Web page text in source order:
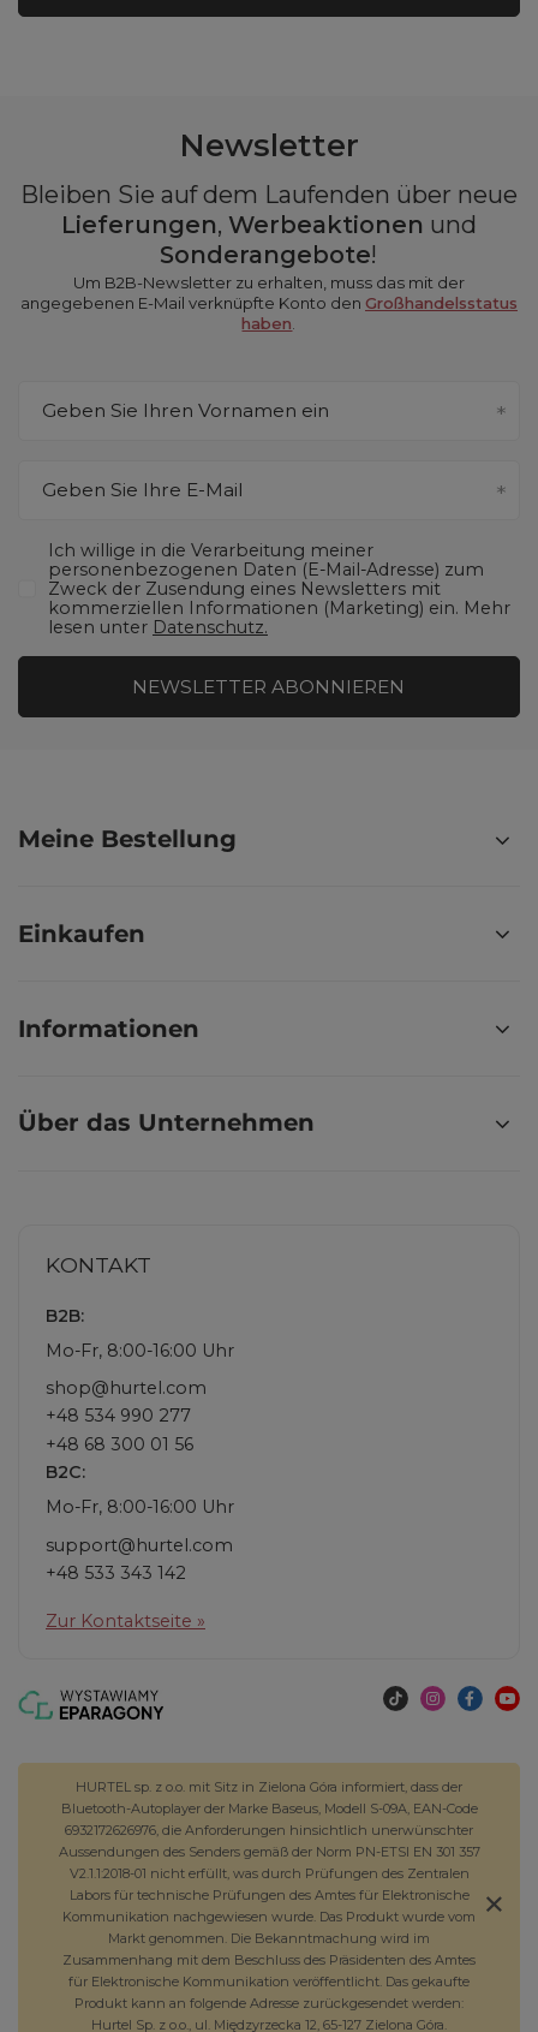
Newsletter
Bleiben Sie auf dem Laufenden über neue
Lieferungen, Werbeaktionen und
Sonderangebote!
Um B2B-Newsletter zu erhalten, muss das mit der
angegebenen E-Mail verknüpfte Konto den Großhandelsstatus
haben.
Geben Sie Ihren Vornamen ein
Geben Sie Ihre E-Mail
Ich willige in die Verarbeitung meiner
personenbezogenen Daten (E-Mail-Adresse) zum
Zweck der Zusendung eines Newsletters mit
kommerziellen Informationen (Marketing) ein. Mehr
lesen unter Datenschutz.
NEWSLETTER ABONNIEREN
Meine Bestellung
Einkaufen
Informationen
Über das Unternehmen
KONTAKT
B2B:
Mo-Fr, 8:00-16:00 Uhr
shop@hurtel.com
+48 534 990 277
+48 68 300 01 56
B2C:
Mo-Fr, 8:00-16:00 Uhr
support@hurtel.com
+48 533 343 142
Zur Kontaktseite »
HURTEL sp. z o.o. mit Sitz in Zielona Góra informiert, dass der
Bluetooth-Autoplayer der Marke Baseus, Modell S-09A, EAN-Code
6932172626976, die Anforderungen hinsichtlich unerwünschter
Aussendungen des Senders gemäß der Norm PN-ETSI EN 301 357
V2.1.1:2018-01 nicht erfüllt, was durch Prüfungen des Zentralen
Labors für technische Prüfungen des Amtes für Elektronische
Kommunikation nachgewiesen wurde. Das Produkt wurde vom
Markt genommen. Die Bekanntmachung wird im
Zusammenhang mit dem Beschluss des Präsidenten des Amtes
für Elektronische Kommunikation veröffentlicht. Das gekaufte
Produkt kann an folgende Adresse zurückgesendet werden:
Hurtel Sp. z o.o., ul. Międzyrzecka 12, 65-127 Zielona Góra.